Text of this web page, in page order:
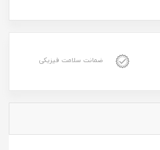
ضمانت سلامت فیزیکی